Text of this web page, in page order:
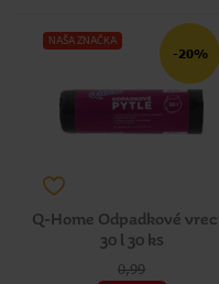
NAŠA ZNAČKA
-20%
Q-Home Odpadkové
30 l 30 ks
0,99